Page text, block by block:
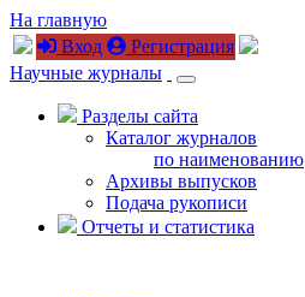
На главную
Вход
Регистрация
Научные журналы
Разделы сайта
Каталог журналов
по наименованию
Архивы выпусков
Подача рукописи
Отчеты и статистика